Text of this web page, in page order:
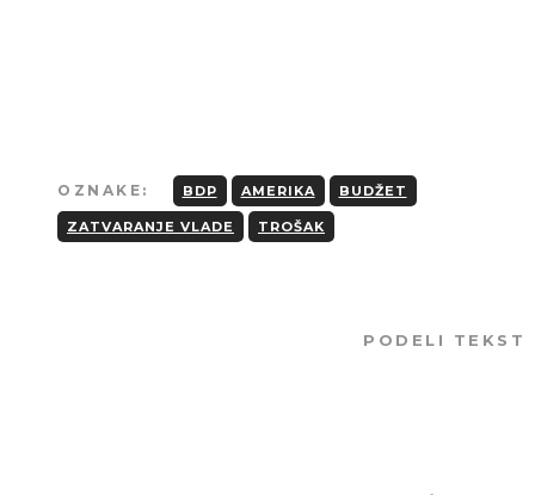
OZNAKE: BDP AMERIKA BUDŽET
ZATVARANJE VLADE TROŠAK
PODELI TEKST